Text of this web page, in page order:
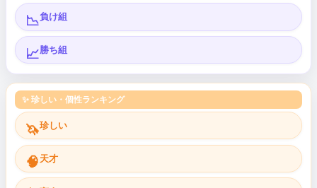
📉負け組
📈勝ち組
✨ 珍しい・個性ランキング
🦄珍しい
🧠 天才